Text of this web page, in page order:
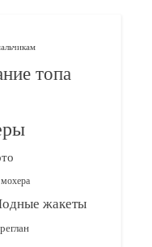
топа
жакеты